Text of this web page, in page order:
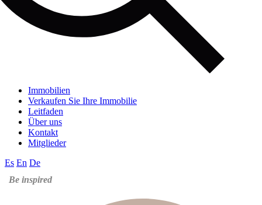
Immobilien
Verkaufen Sie Ihre Immobilie
Leitfaden
Über uns
Kontakt
Mitglieder
Es En De
Be inspired